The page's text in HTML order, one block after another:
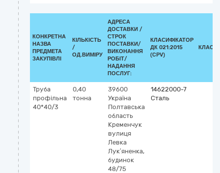
КОНКРЕТНА
НАЗВА
ПРЕДМЕТА
ЗАКУПІВЛІ
КІЛЬКІСТЬ
/
ОД.ВИМІРУ
АДРЕСА
ДОСТАВКИ /
СТРОК
ПОСТАВКИ/
ВИКОНАННЯ
РОБІТ/
НАДАННЯ
ПОСЛУГ:
КЛАСИФІКАТОР
ДК 021:2015
(CPV)
Труба
профільна
40*40/3
0,40
тонна
39600
Україна
Полтавська
область
Кременчук
вулиця
Левка
Лук’яненка,
будинок
48/75
14622000-7
Сталь